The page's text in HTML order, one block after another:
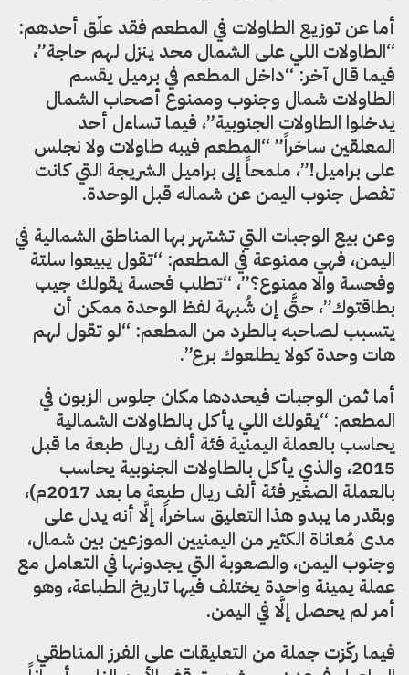
أما عن توزيع الطاولات في المطعم فقد علّق أحدهم:
“الطاولات اللي على الشمال محد ينزل لهم حاجة”،
فيما قال آخر: “داخل المطعم في برميل يقسم
الطاولات شمال وجنوب وممنوع أصحاب الشمال
يدخلوا الطاولات الجنوبية”، فيما تساءل أحد
المعلقين ساخراً” “المطعم فيبه طاولات ولا نجلس
على براميل!”، ملمحاً إلى براميل الشريجة التي كانت
تفصل جنوب اليمن عن شماله قبل الوحدة.
وعن بيع الوجبات التي تشتهر بها المناطق الشمالية في
اليمن، فهي ممنوعة في المطعم: “تقول يبيعوا سلتة
وفحسة والا ممنوع؟”، “تطلب فحسة يقولك جيب
بطاقتوك”، حتَّى إن شُبهة لفظ الوحدة ممكن أن
يتسبب لصاحبه بالطرد من المطعم: “لو تقول لهم
هات وحدة كولا يطلعوك برع”.
أما ثمن الوجبات فيحددها مكان جلوس الزبون في
المطعم: “يقولك اللي يأكل بالطاولات الشمالية
يحاسب بالعملة اليمنية فئة ألف ريال طبعة ما قبل
2015، والذي يأكل بالطاولات الجنوبية يحاسب
بالعملة الصغير فئة ألف ريال طبعة ما بعد 2017م)،
وبقدر ما يبدو هذا التعليق ساخراً، إلَّا أنه يدل على
مدى مُعاناة الكثير من اليمنيين الموزعين بين شمال،
وجنوب اليمن، والصعوبة التي يجدونها في التعامل مع
عملة يمينة واحدة يختلف فيها تاريخ الطباعة، وهو
أمر لم يحصل إلَّا في اليمن.
فيما ركّزت جملة من التعليقات على الفرز المناطقي